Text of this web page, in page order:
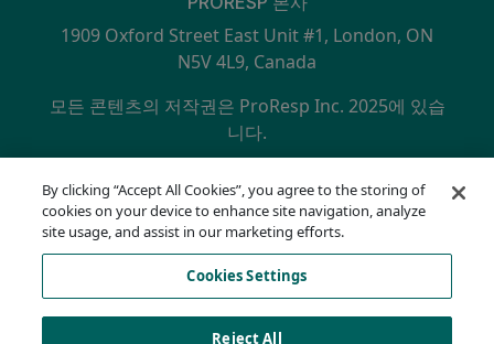
1909 Oxford Street East Unit #1, London, ON
N5V 4L9, Canada
모든 콘텐츠의 저작권은 ProResp Inc. 2025에 있습
니다.
SECONDARY MENU
개인정보 보호정책
규정 준수 핫라인
이용 약관
AODA
Cookies Settings
By clicking “Accept All Cookies”, you agree to the storing of
cookies on your device to enhance site navigation, analyze
site usage, and assist in our marketing efforts.
Cookies Settings
Reject All